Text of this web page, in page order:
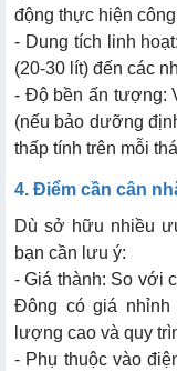
động thực hiện
- Dung tích linh
(20-30 lít) đến các
- Độ bền ấn tượng:
(nếu bảo dưỡng
thấp tính trên mỗi
4. Điểm cần cân
Dù sở hữu nhiều
bạn cần lưu ý:
- Giá thành: So với
Đông có giá
lượng cao và quy
- Phụ thuộc vào